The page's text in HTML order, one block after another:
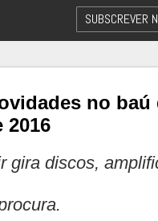
SUBSCREVER
no baú
2016
gira discos,